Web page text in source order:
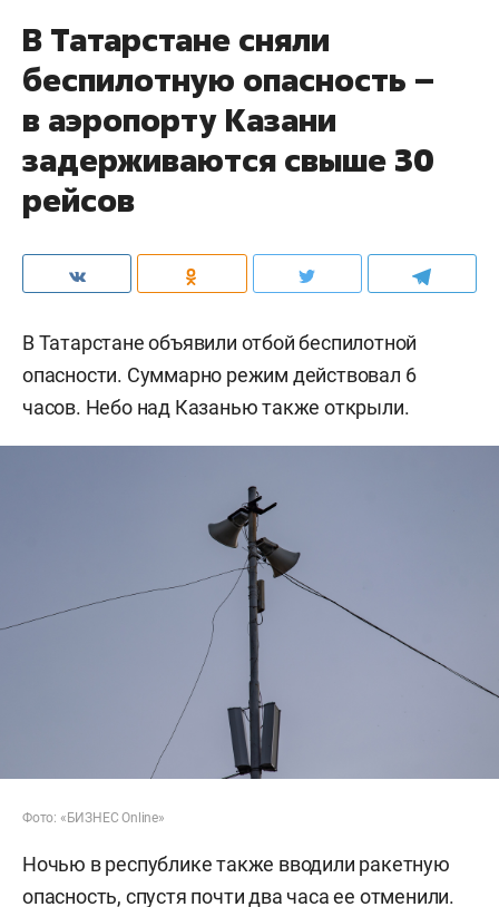
В Татарстане сняли
беспилотную опасность –
в аэропорту Казани
задерживаются свыше 30
рейсов
В Татарстане объявили отбой беспилотной
опасности. Суммарно режим действовал 6
часов. Небо над Казанью также открыли.
Фото: «БИЗНЕС Online»
Ночью в республике также вводили ракетную
опасность, спустя почти два часа ее отменили.